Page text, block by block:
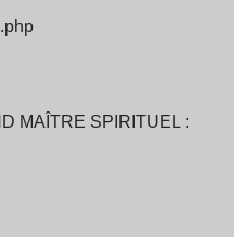
MAÎTRE SPIRITUEL :